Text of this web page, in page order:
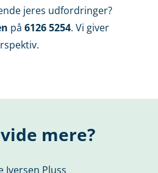
jeres udfordringer?
på 6126 5254. Vi giver
mere?